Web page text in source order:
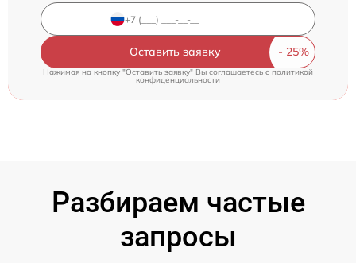
Оставить заявку
Нажимая на кнопку "Оставить заявку" Вы соглашаетесь c политикой
конфиденциальности
Разбираем частые
запросы